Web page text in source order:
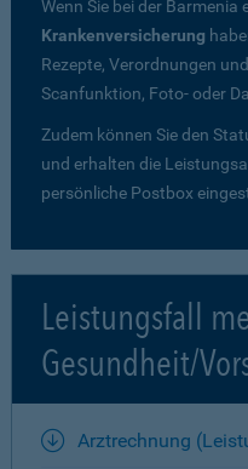
Wenn Sie bei der Barmenia
Krankenversicherung
Rezepte, Verordnungen
Scanfunktion, Foto- oder
Zudem können Sie den
und erhalten die
persönliche Postbox
Leistungsfall
Gesundheit/
Arztrechnung